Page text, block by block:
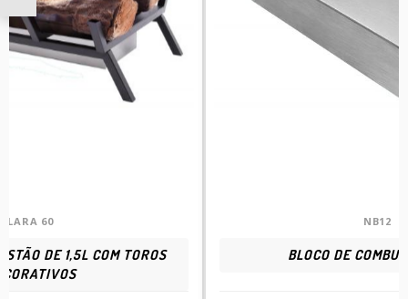
LARA 60
DE 1,5L COM TOROS
NB12
BLOCO DE